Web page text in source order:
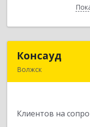
Консауд
Волжск
Клиентов на